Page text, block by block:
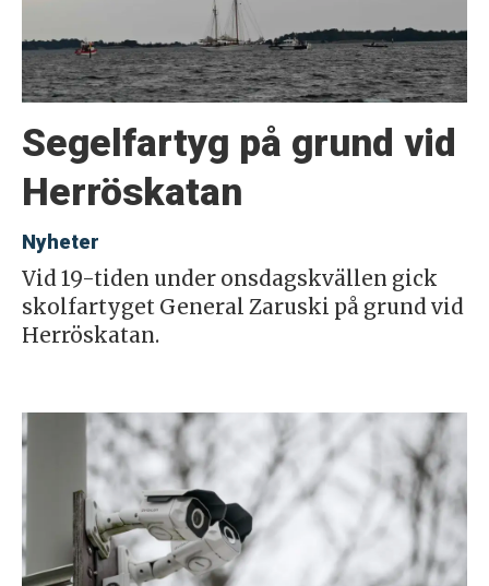
Segelfartyg på grund vid
Herröskatan
Nyheter
Vid 19-tiden under onsdagskvällen gick
skolfartyget General Zaruski på grund vid
Herröskatan.